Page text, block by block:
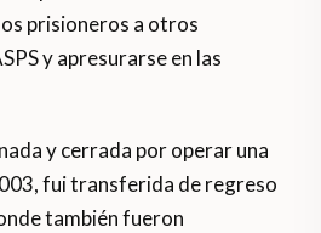
prisioneros a otros
y apresurarse en las
y cerrada por operar una
fui transferida de regreso
también fueron